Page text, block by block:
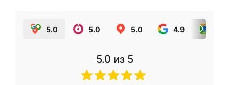
5.0 5.0 5.0 4.9
5.0 из 5